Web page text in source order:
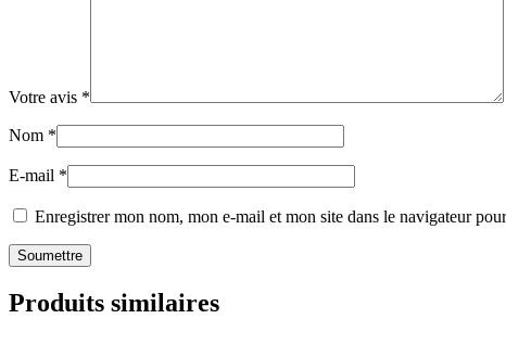
Votre avis *
Nom *
E-mail *
Enregistrer mon nom, mon e-mail et mon site dans le navigateur
Produits similaires